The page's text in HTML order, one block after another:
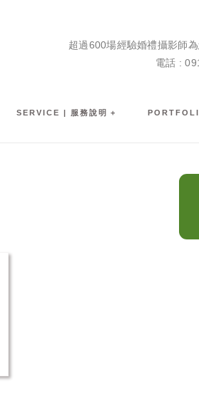
超過600場經驗婚禮攝影師
電話 :
SERVICE | 服務說明